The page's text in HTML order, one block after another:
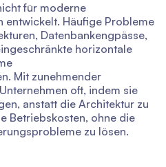
für moderne
entwickelt. Häufige Probleme
Datenbankengpässe,
horizontale
Mit zunehmender
oft, indem sie
anstatt die Architektur zu
Betriebskosten, ohne die
zu lösen.